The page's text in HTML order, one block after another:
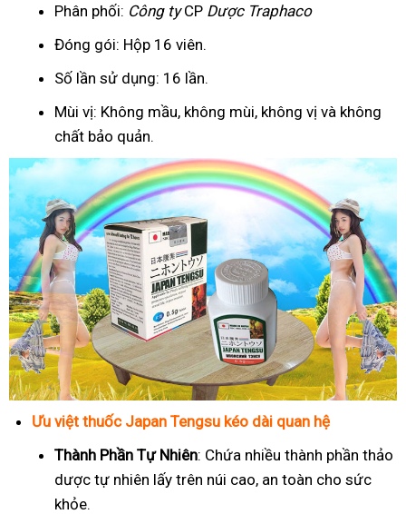
Phân phối: Công tyCP Dược Traphaco
Đóng gói: Hộp 16 viên.
Số lần sử dụng: 16 lần.
Mùi vị: Không mầu, không mùi, không vị và không
chất bảo quản.
Ưu việt thuốc Japan Tengsu kéo dài quan hệ
Thành Phần Tự Nhiên: Chứa nhiều thành phần thảo
dược tự nhiên lấy trên núi cao, an toàn cho sức
khỏe.